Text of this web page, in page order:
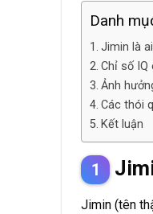
Danh
Jimin là
Chỉ số IQ
Ảnh
Các thói
Kết luận
Jimin (tên